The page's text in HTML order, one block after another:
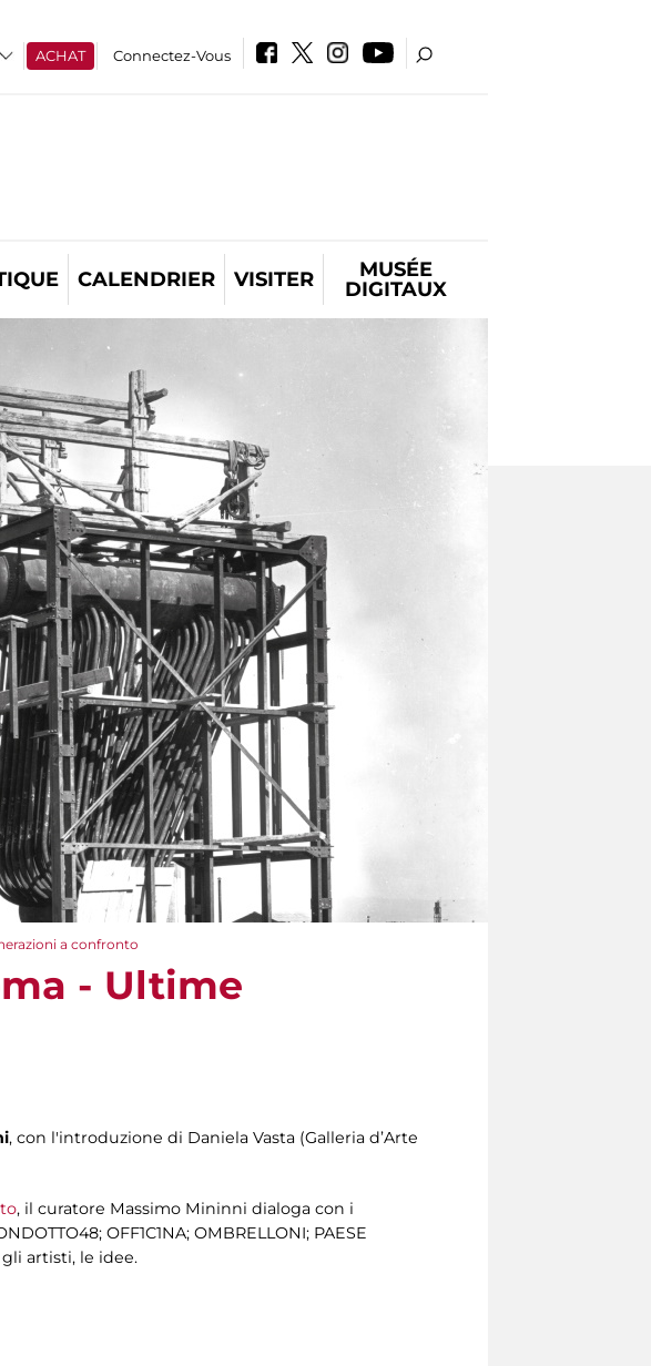
ACHAT Connectez-Vous
CALENDRIER VISITER
MUSÉE
DIGITAUX
a confronto
- Ultime
, con l'introduzione di Daniela Vasta (Galleria d’Arte
, il curatore Massimo Mininni dialoga con i
OFF1C1NA; OMBRELLONI; PAESE
gli artisti, le idee.